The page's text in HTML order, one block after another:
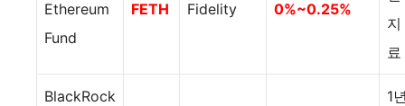
Ethereum
Fund
FETH Fidelity 0%~0.25%
료
BlackRock
1